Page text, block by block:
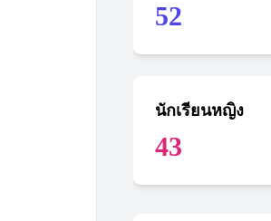
52
นักเรียนหญิง
43